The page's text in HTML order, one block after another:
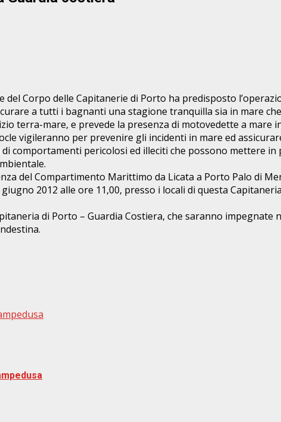
Corpo delle Capitanerie di Porto ha predisposto
a tutti i bagnanti una stagione tranquilla sia in mare
terra-mare, e prevede la presenza di motovedette a
vigileranno per prevenire gli incidenti in mare ed
comportamenti pericolosi ed illeciti che possono mettere in
del Compartimento Marittimo da Licata a Porto Palo di
2012 alle ore 11,00, presso i locali di questa
di Porto – Guardia Costiera, che saranno impegnate